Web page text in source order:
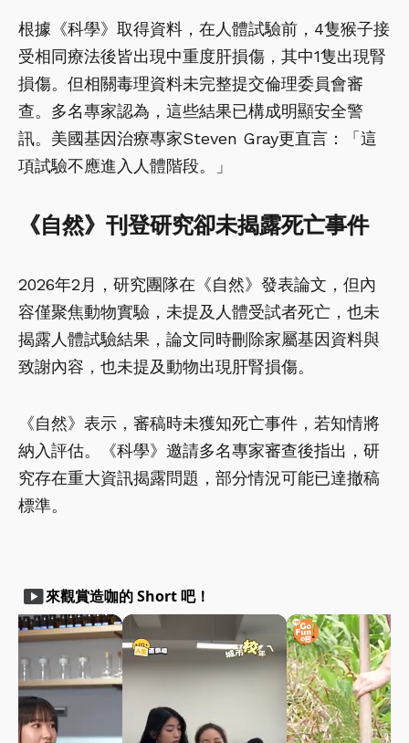
根據《科學》取得資料，在人體試驗前，4隻猴子接
受相同療法後皆出現中重度肝損傷，其中1隻出現腎
損傷。但相關毒理資料未完整提交倫理委員會審
查。多名專家認為，這些結果已構成明顯安全警
訊。美國基因治療專家Steven Gray更直言：「這
項試驗不應進入人體階段。」
《自然》刊登研究卻未揭露死亡事件
2026年2月，研究團隊在《自然》發表論文，但內
容僅聚焦動物實驗，未提及人體受試者死亡，也未
揭露人體試驗結果，論文同時刪除家屬基因資料與
致謝內容，也未提及動物出現肝腎損傷。
《自然》表示，審稿時未獲知死亡事件，若知情將
納入評估。《科學》邀請多名專家審查後指出，研
究存在重大資訊揭露問題，部分情況可能已達撤稿
標準。
smart_display來觀賞造咖的 Short 吧！